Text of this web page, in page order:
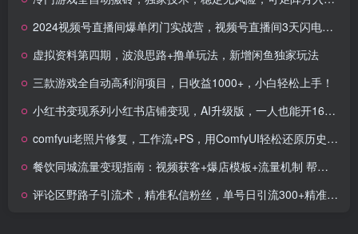
2024视频号直播间爆单闭门实战营，视频号直播间3天闪电实战课
虚拟资料第四期，波浪思路+撸单玩法，新增闲鱼独家玩法
三款游戏全自动高利润项目，日收益1000+，小白轻松上手！
小红书变现系列小红书店铺变现，AI升级版，一人也能开16家店铺
comfyui老照片修复，工作流+PS，用ComfyUI轻松还原历史记忆
餐饮同城流量变现指南：视频获客+爆店模板+流量机制 帮助餐饮商家快速获客
评论区野路子引流术，精准私信粉丝，单号日引流300+精准创业粉